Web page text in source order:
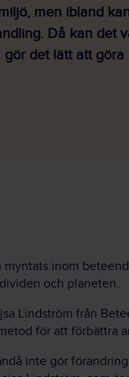
men ibland
Då kan det
det lätt att göra
inom
och planeten.
Lindström från
för att förbättra
inte gör